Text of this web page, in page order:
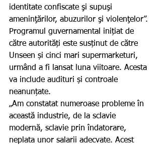
identitate confiscate şi supuşi
ameninţărilor, abuzurilor şi violenţelor”.
Programul guvernamental inițiat de
către autorități este susținut de către
Unseen și cinci mari supermarketuri,
urmând a fi lansat luna viitoare. Acesta
va include audituri și controale
neanunțate.
„Am constatat numeroase probleme în
această industrie, de la sclavie
modernă, sclavie prin îndatorare,
neplata unor salarii adecvate. Acest